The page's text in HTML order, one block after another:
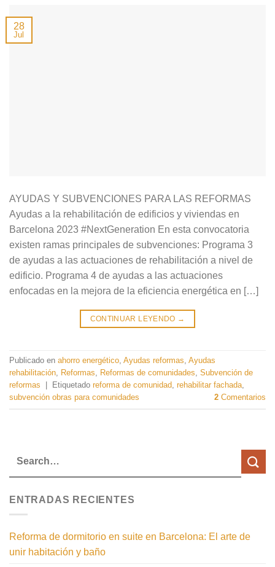
28
Jul
AYUDAS Y SUBVENCIONES PARA LAS REFORMAS
Ayudas a la rehabilitación de edificios y viviendas en
Barcelona 2023 #NextGeneration En esta convocatoria
existen ramas principales de subvenciones: Programa 3
de ayudas a las actuaciones de rehabilitación a nivel de
edificio. Programa 4 de ayudas a las actuaciones
enfocadas en la mejora de la eficiencia energética en […]
CONTINUAR LEYENDO →
Publicado en ahorro energético Ayudas reformas Ayudas
rehabilitación
Reformas Reformas de comunidades Subvención de
reformas
Etiquetado reforma de comunidad rehabilitar fachada
subvención obras para comunidades
2 Comentarios
ENTRADAS RECIENTES
Reforma de dormitorio en suite en Barcelona: El arte de
unir habitación y baño